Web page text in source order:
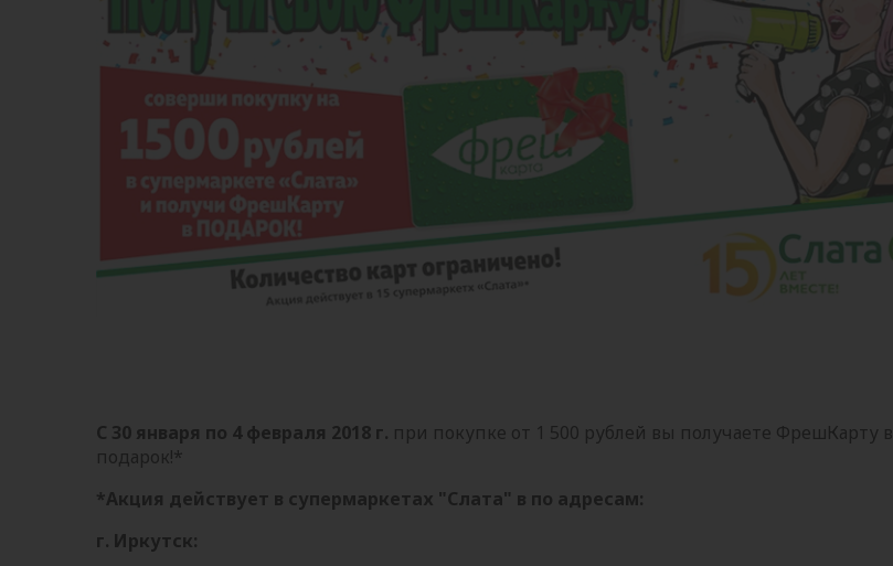
С 30 января по 4 февраля 2018 г. при покупке от 1 500 рублей вы получаете ФрешКарту в
подарок!*
*Акция действует в супермаркетах "Слата" в по адресам:
г. Иркутск: